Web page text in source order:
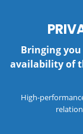
Bringing
availability of
High-